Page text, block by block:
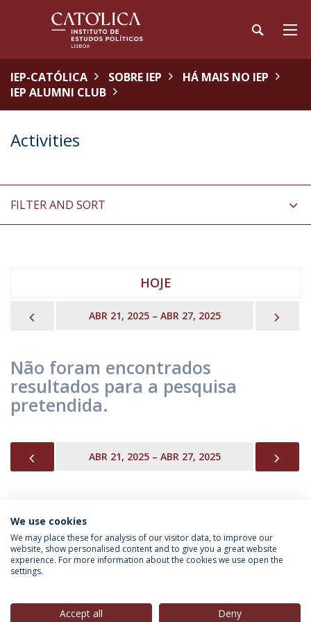
IEP-CATÓLICA SOBRE IEP
HÁ MAIS NO IEP
IEP ALUMNI CLUB
Activities
FILTER AND SORT
HOJE
PREVIOUSABR 21, 2025 – ABR 27, 2025
Não foram encontrados
resultados para a pesquisa
pretendida.
PREVIOUSABR 21, 2025 – ABR 27, 2025
INFORMAÇÃO PARA
We use cookies
We may place these for analysis of our visitor data, to improve our
website, show personalised content and to give you a great website
experience. For more information about the cookies we use open the
settings.
Accept all Deny